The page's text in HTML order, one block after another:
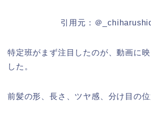
引用元：＠
特定班がまず注目したのが、動画に
した。
前髪の形、長さ、ツヤ感、分け目の位